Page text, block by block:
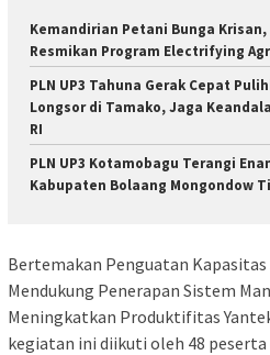
Kemandirian Petani Bunga
Resmikan Program Electrifying
PLN UP3 Tahuna Gerak Cepat
Longsor di Tamako, Jaga
RI
PLN UP3 Kotamobagu Terangi
Kabupaten Bolaang Mongondow
Bertemakan Penguatan Kapasitas
Mendukung Penerapan Sistem
Meningkatkan Produktifitas
kegiatan ini diikuti oleh 48